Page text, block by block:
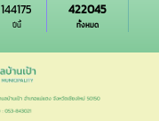
ปีนี้
144175
ทั้งหมด
422045